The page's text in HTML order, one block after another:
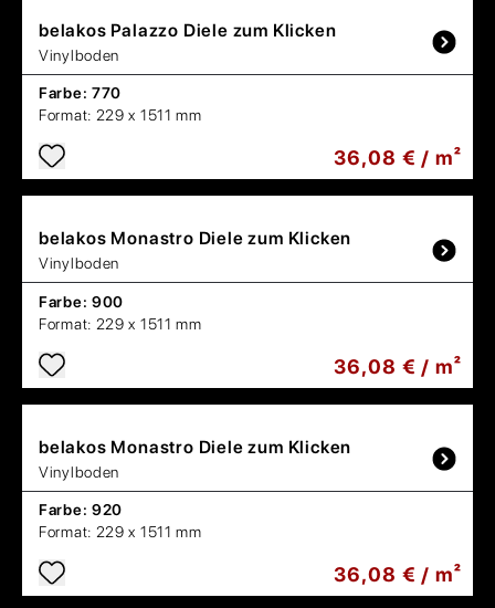
belakos Palazzo Diele zum Klicken
Vinylboden
Farbe: 770
Format: 229 x 1511 mm
36,08 € / m²
belakos Monastro Diele zum Klicken
Vinylboden
Farbe: 900
Format: 229 x 1511 mm
36,08 € / m²
belakos Monastro Diele zum Klicken
Vinylboden
Farbe: 920
Format: 229 x 1511 mm
36,08 € / m²